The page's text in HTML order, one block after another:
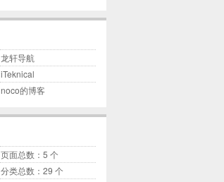
龙轩导航
iTeknical
noco的博客
页面总数：5 个
分类总数：29 个